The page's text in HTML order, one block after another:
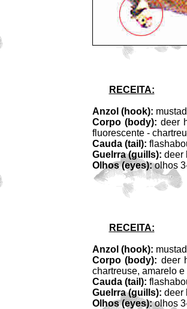
RECEITA:
Anzol (hook):
Corpo (body): deer
fluorescente -
Cauda (tail):
Guelrra (guills): deer
Olhos (eyes):olhos
RECEITA:
Anzol (hook):
Corpo (body): deer
chartreuse, amarelo
Cauda (tail):
Guelrra (guills): deer
Olhos (eyes):olhos